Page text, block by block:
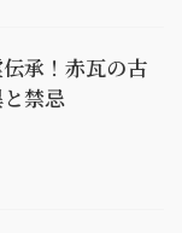
承！赤瓦の古
禁忌